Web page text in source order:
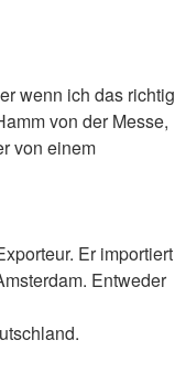
wenn ich das richtig
von der Messe,
von einem
Er importiert
Entweder